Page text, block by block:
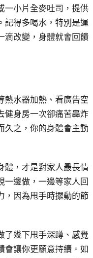
一小片全麥吐司，提供
記得多喝水，特別是運
滴改變，身體就會回饋
熱水器加熱、看廣告空
健身房一次卻痛苦轟炸
久之，你的身體會主動
體，才是對家人最長情
一邊做，一邊等家人回
，因為甩手時擺動的節
了幾下甩手深蹲、感覺
會讓你更願意持續。如